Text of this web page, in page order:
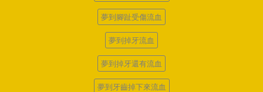
夢到腳趾受傷流血
夢到掉牙流血
夢到掉牙還有流血
夢到牙齒掉下來流血